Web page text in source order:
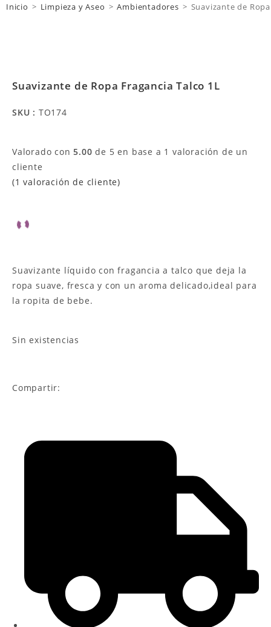
Inicio > Limpieza y Aseo > Ambientadores > Suavizante de
Suavizante de Ropa Fragancia Talco 1L
SKU : TO174
Valorado con5.00 de 5 en base a 1 valoración de un
cliente
(1 valoración de cliente)
Suavizante líquido con fragancia a talco que deja la
ropa suave, fresca y con un aroma delicado,ideal para
la ropita de bebe.
Sin existencias
Compartir: